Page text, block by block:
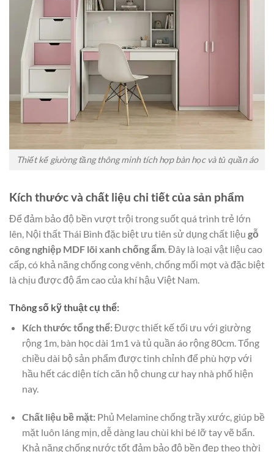
Thiết kế giường tầng thông minh tích hợp bàn học và tủ quần áo
Kích thước và chất liệu chi tiết của sản phẩm
Để đảm bảo độ bền vượt trội trong suốt quá trình trẻ lớn
lên, Nội thất Thái Bình đặc biệt ưu tiên sử dụng chất liệu gỗ
công nghiệp MDF lõi xanh chống ẩm . Đây là loại vật liệu cao
cấp, có khả năng chống cong vênh, chống mối mọt và đặc biệt
là chịu được độ ẩm cao của khí hậu Việt Nam.
Thông số kỹ thuật cụ thể:
Kích thước tổng thể:Được thiết kế tối ưu với giường
rộng 1m, bàn học dài 1m1 và tủ quần áo rộng 80cm. Tổng
chiều dài bộ sản phẩm được tinh chỉnh để phù hợp với
hầu hết các diện tích căn hộ chung cư hay nhà phố hiện
nay.
Chất liệu bề mặt:Phủ Melamine chống trầy xước, giúp bề
mặt luôn láng mịn, dễ dàng lau chùi khi bé lỡ tay vẽ bẩn.
Khả năng chống nước tốt đảm bảo độ bền đẹp theo thời